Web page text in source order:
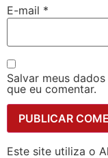
E-mail *
Salvar meus
que eu comentar.
Este site utiliza o